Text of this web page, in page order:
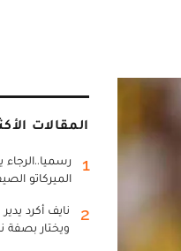
المقالات
1
الميركاتو
2
نايف أكرد
ويختار بصفة